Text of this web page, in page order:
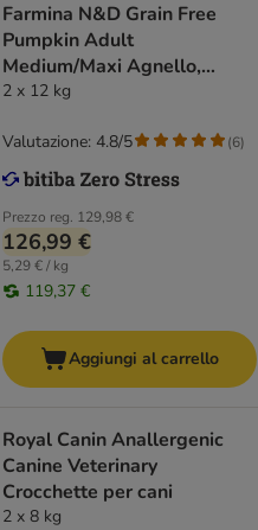
Farmina N&D Grain Free
Pumpkin Adult
Medium/Maxi Agnello,
Zucca e Mirtillo
2 x 12 kg
Prezzo reg. 129,98 €
126,99 €
5,29 € / kg
119,37 €
Valutazione: 4.8/5 (6)
Aggiungi al carrello
Royal Canin Anallergenic
Canine Veterinary
Crocchette per cani
2 x 8 kg